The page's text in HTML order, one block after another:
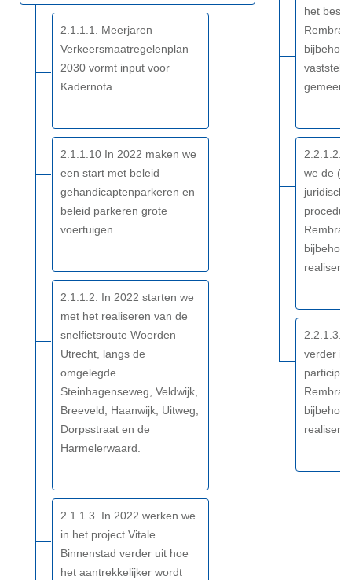
2.1.1.1. Meerjaren
Verkeersmaatregelenplan
2030 vormt input voor
Kadernota.
2.1.1.10 In 2022 maken we
een start met beleid
gehandicaptenparkeren en
beleid parkeren grote
voertuigen.
2.1.1.2. In 2022 starten we
met het realiseren van de
snelfietsroute Woerden –
Utrecht, langs de
omgelegde
Steinhagenseweg, Veldwijk,
Breeveld, Haanwijk, Uitweg,
Dorpsstraat en de
Harmelerwaard.
2.1.1.3. In 2022 werken we
in het project Vitale
Binnenstad verder uit hoe
het aantrekkelijker wordt
het
2.2.1.2.
we de
2.2.1.3.
verder